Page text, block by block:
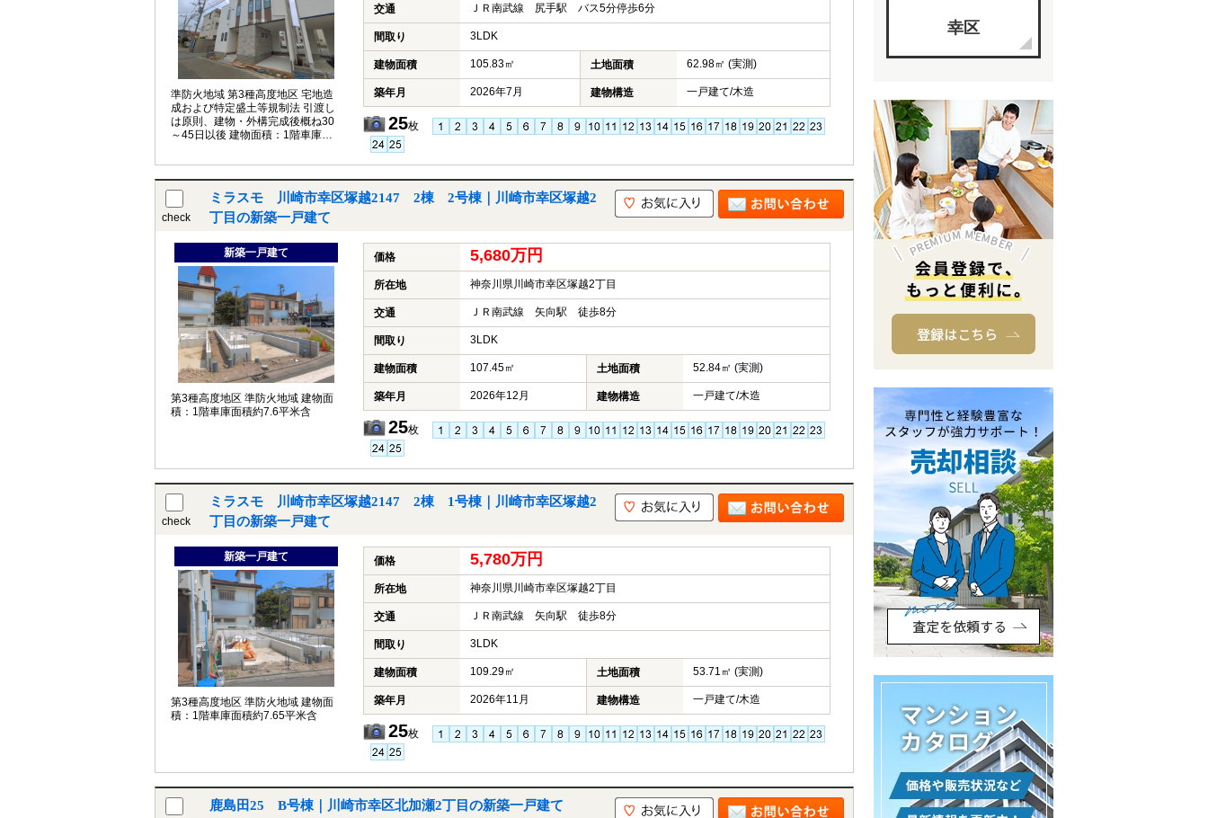
準防火地域 第3種高度地区 宅地造
成および特定盛土等規制法 引渡し
は原則、建物・外構完成後概ね30
～45日以後 建物面積：1階車庫面
面積：隅切部分約1.06平米含 西側
への引込電線が上空通過しており
ますが解消予定です
交通 ＪＲ南武線 尻手駅 バス5分停歩6分
間取り 3LDK
建物面積 105.83㎡ 土地面積 62.98㎡ (実測)
築年月 2026年7月 建物構造 一戸建て/木造
25枚
check
ミラスモ 川崎市幸区塚越2147 2棟 2号棟｜川崎市幸区塚越2
丁目の新築一戸建て
新築一戸建て
第3種高度地区 準防火地域 建物面
積：1階車庫面積約7.6平米含
価格 5,680万円
所在地 神奈川県川崎市幸区塚越2丁目
交通 ＪＲ南武線 矢向駅 徒歩8分
間取り 3LDK
建物面積 107.45㎡ 土地面積 52.84㎡ (実測)
築年月 2026年12月 建物構造 一戸建て/木造
25枚
check
ミラスモ 川崎市幸区塚越2147 2棟 1号棟｜川崎市幸区塚越2
丁目の新築一戸建て
新築一戸建て
第3種高度地区 準防火地域 建物面
積：1階車庫面積約7.65平米含
価格 5,780万円
所在地 神奈川県川崎市幸区塚越2丁目
交通 ＪＲ南武線 矢向駅 徒歩8分
間取り 3LDK
建物面積 109.29㎡ 土地面積 53.71㎡ (実測)
築年月 2026年11月 建物構造 一戸建て/木造
25枚
鹿島田25 B号棟｜川崎市幸区北加瀬2丁目の新築一戸建て
幸区